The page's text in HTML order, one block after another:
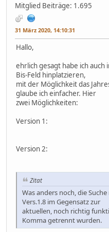
Mitglied Beiträge: 1.695
31 März 2020, 14:10:31
Hallo,
ehrlich gesagt habe ich
Bis-Feld hinplatzieren,
mit der Möglichkeit das
glaube ich einfacher. Hier
zwei Möglichkeiten:
Version 1:
Version 2:
Zitat
Was anders noch, die
Vers.1.8 im Gegensatz zur
aktuellen, noch richtig
Komma getrennt wurden.